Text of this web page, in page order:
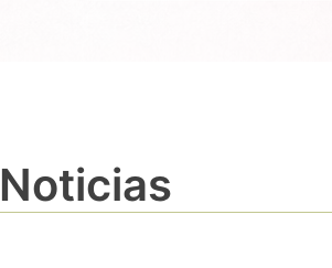
Noticias